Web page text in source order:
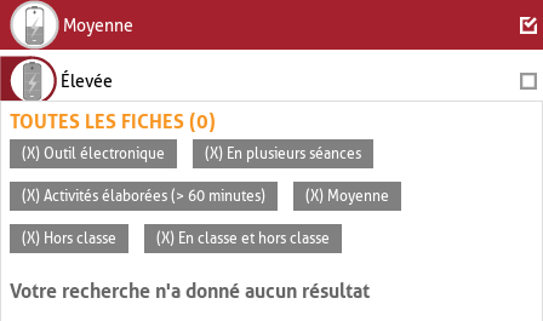
Moyenne
Élevée
TOUTES LES FICHES (0)
(X) Outil électronique (X) En plusieurs séances
(X) Activités élaborées (> 60 minutes) (X) Moyenne
(X) Hors classe (X) En classe et hors classe
Votre recherche n'a donné aucun résultat